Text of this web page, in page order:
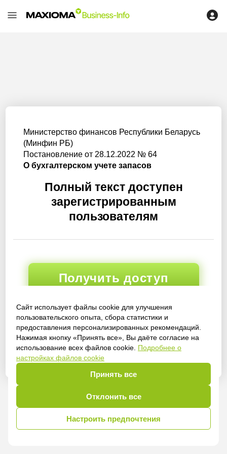
Сайт использует файлы cookie для улучшения
пользовательского опыта, сбора статистики и
предоставления персонализированных рекомендаций.
Нажимая кнопку «Принять все», Вы даёте согласие на
использование всех файлов cookie. Подробнее о
настройках файлов cookie
Принять все
Отклонить все
Настроить предпочтения
Министерство финансов Республики Беларусь
(Минфин РБ)
Постановление от 28.12.2022 № 64
О бухгалтерском учете запасов
Полный текст доступен
зарегистрированным
пользователям
Получить доступ
Войти